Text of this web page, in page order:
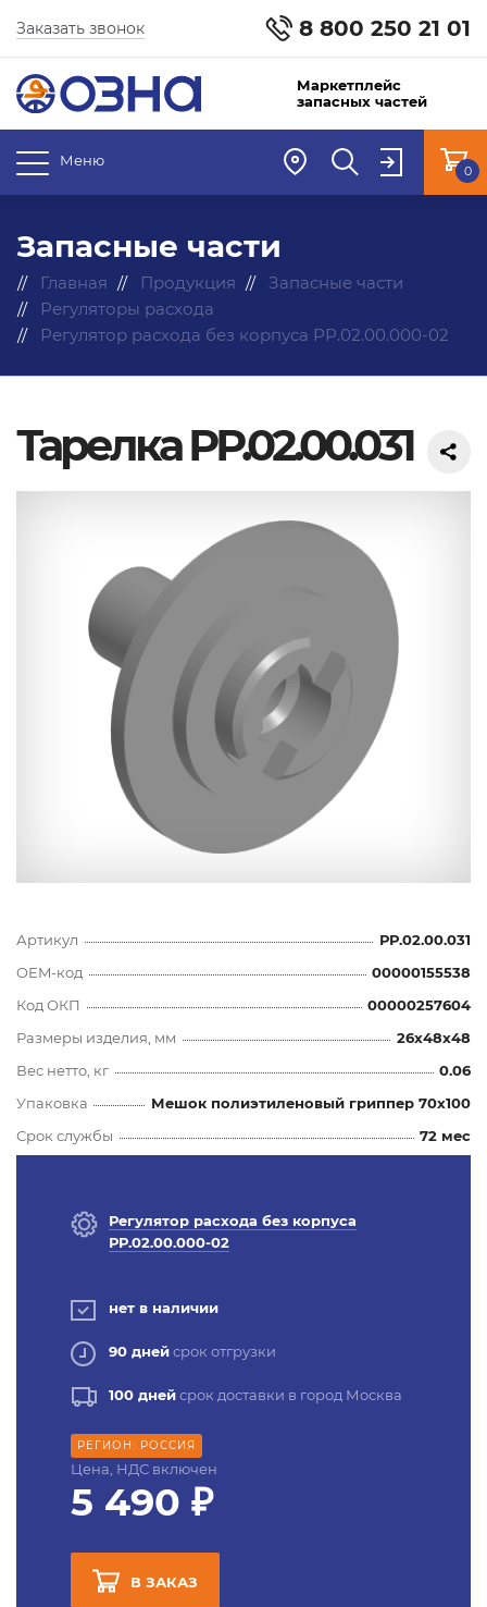
8 800 250 21 01
Заказать звонок
Маркетплейс
запасных частей
Меню
0
Запасные части
Главная Продукция
Запасные части
Регуляторы расхода
Регулятор расхода без корпуса РР.02.00.000-02
Тарелка РР.02.00.031
Артикул
РР.02.00.031
OEM-код
00000155538
Код ОКП
00000257604
Размеры изделия, мм
26x48x48
Вес нетто, кг
0.06
Упаковка
Мешок полиэтиленовый гриппер 70х100
Срок службы
72 мес
Регулятор расхода без корпуса
РР.02.00.000-02
нет в наличии
90 днейсрок отгрузки
100 днейсрок доставки в город Москва
РЕГИОН: РОССИЯ
Цена, НДС включен
5 490 ₽
В ЗАКАЗ